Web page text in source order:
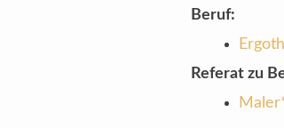
Beruf:
Referat zu